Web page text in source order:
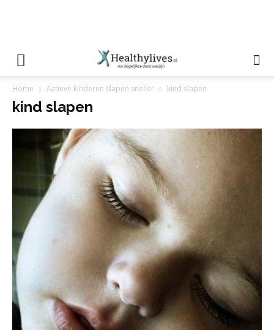
Home Actieve kinderen slapen sneller kind slapen
kind slapen